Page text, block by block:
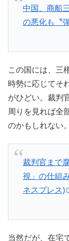
中国、商船
の悪化も〝弾
この国には、三
時勢に応じてそ
がひどい。裁判
周りを見れば全
のかもしれない。
裁判官まで
視」の仕組
ネスプレス)
当然だが、在宅